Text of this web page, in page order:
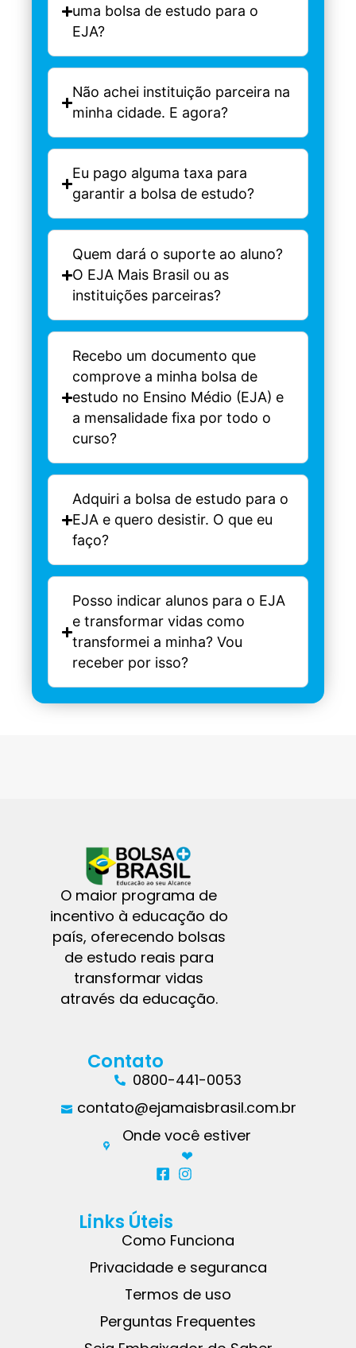
uma bolsa de estudo para o
EJA?
Não achei instituição parceira na
minha cidade. E agora?
Eu pago alguma taxa para
garantir a bolsa de estudo?
Quem dará o suporte ao aluno?
O EJA Mais Brasil ou as
instituições parceiras?
Recebo um documento que
comprove a minha bolsa de
estudo no Ensino Médio (EJA) e
a mensalidade fixa por todo o
curso?
Adquiri a bolsa de estudo para o
EJA e quero desistir. O que eu
faço?
Posso indicar alunos para o EJA
e transformar vidas como
transformei a minha? Vou
receber por isso?
O maior programa de
incentivo à educação do
país, oferecendo bolsas
de estudo reais para
transformar vidas
através da educação.
Contato
0800-441-0053
contato@ejamaisbrasil.com.br
Onde você estiver
❤︎
Links Úteis
Como Funciona
Privacidade e seguranca
Termos de uso
Perguntas Frequentes